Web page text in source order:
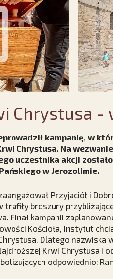
Chrystusa -
kampanię, w
Chrystusa. Na
uczestnika akcji
w Jerozolimie.
Przyjaciół i
broszury
Finał kampanii
Kościoła, Instytut
Dlatego nazwiska
Krwi Chrystusa i
odpowiednio: